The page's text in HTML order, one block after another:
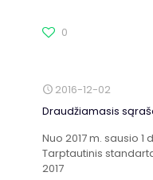
0
2016-12-02
Draudžiamasis
Nuo 2017 m. sausio
Tarptautinis
2017